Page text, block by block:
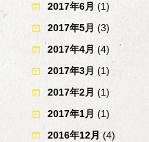
2017年6月 (1)
2017年5月 (3)
2017年4月 (4)
2017年3月 (1)
2017年2月 (1)
2017年1月 (1)
2016年12月 (4)